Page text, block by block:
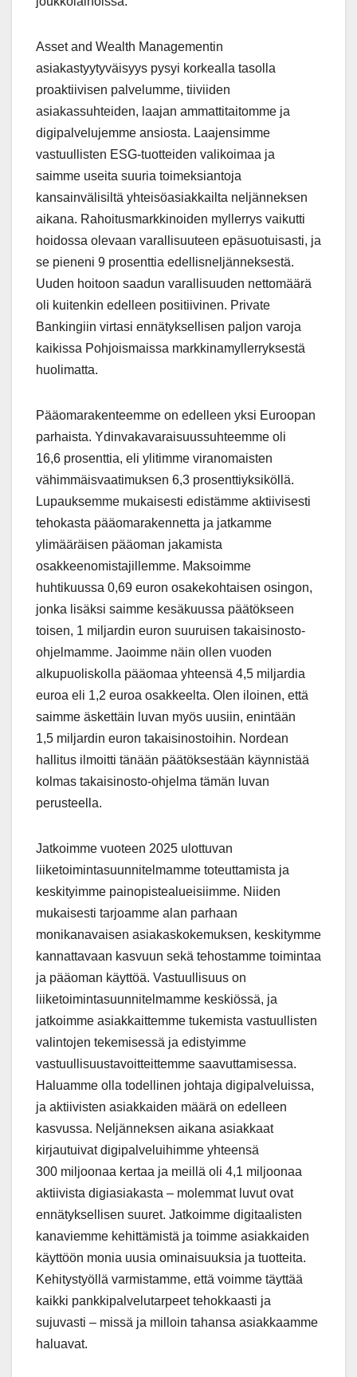
Asset and Wealth Managementin
asiakastyytyväisyys pysyi korkealla tasolla
proaktiivisen palvelumme, tiiviiden
asiakassuhteiden, laajan ammattitaitomme ja
digipalvelujemme ansiosta. Laajensimme
vastuullisten ESG-tuotteiden valikoimaa ja
saimme useita suuria toimeksiantoja
kansainvälisiltä yhteisöasiakkailta neljänneksen
aikana. Rahoitusmarkkinoiden myllerrys vaikutti
hoidossa olevaan varallisuuteen epäsuotuisasti, ja
se pieneni 9 prosenttia edellisneljänneksestä.
Uuden hoitoon saadun varallisuuden nettomäärä
oli kuitenkin edelleen positiivinen. Private
Bankingiin virtasi ennätyksellisen paljon varoja
kaikissa Pohjoismaissa markkinamyllerryksestä
huolimatta.
Pääomarakenteemme on edelleen yksi Euroopan
parhaista. Ydinvakavaraisuussuhteemme oli
16,6 prosenttia, eli ylitimme viranomaisten
vähimmäisvaatimuksen 6,3 prosenttiyksiköllä.
Lupauksemme mukaisesti edistämme aktiivisesti
tehokasta pääomarakennetta ja jatkamme
ylimääräisen pääoman jakamista
osakkeenomistajillemme. Maksoimme
huhtikuussa 0,69 euron osakekohtaisen osingon,
jonka lisäksi saimme kesäkuussa päätökseen
toisen, 1 miljardin euron suuruisen takaisinosto-
ohjelmamme. Jaoimme näin ollen vuoden
alkupuoliskolla pääomaa yhteensä 4,5 miljardia
euroa eli 1,2 euroa osakkeelta. Olen iloinen, että
saimme äskettäin luvan myös uusiin, enintään
1,5 miljardin euron takaisinostoihin. Nordean
hallitus ilmoitti tänään päätöksestään käynnistää
kolmas takaisinosto-ohjelma tämän luvan
perusteella.
Jatkoimme vuoteen 2025 ulottuvan
liiketoimintasuunnitelmamme toteuttamista ja
keskityimme painopistealueisiimme. Niiden
mukaisesti tarjoamme alan parhaan
monikanavaisen asiakaskokemuksen, keskitymme
kannattavaan kasvuun sekä tehostamme toimintaa
ja pääoman käyttöä. Vastuullisuus on
liiketoimintasuunnitelmamme keskiössä, ja
jatkoimme asiakkaittemme tukemista vastuullisten
valintojen tekemisessä ja edistyimme
vastuullisuustavoitteittemme saavuttamisessa.
Haluamme olla todellinen johtaja digipalveluissa,
ja aktiivisten asiakkaiden määrä on edelleen
kasvussa. Neljänneksen aikana asiakkaat
kirjautuivat digipalveluihimme yhteensä
300 miljoonaa kertaa ja meillä oli 4,1 miljoonaa
aktiivista digiasiakasta – molemmat luvut ovat
ennätyksellisen suuret. Jatkoimme digitaalisten
kanaviemme kehittämistä ja toimme asiakkaiden
käyttöön monia uusia ominaisuuksia ja tuotteita.
Kehitystyöllä varmistamme, että voimme täyttää
kaikki pankkipalvelutarpeet tehokkaasti ja
sujuvasti – missä ja milloin tahansa asiakkaamme
haluavat.